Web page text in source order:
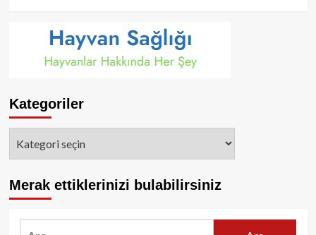
Kategoriler
Merak ettiklerinizi bulabilirsiniz